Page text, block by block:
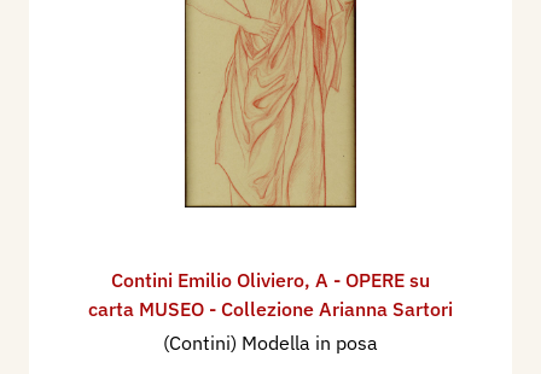
Contini Emilio Oliviero, A - OPERE su
carta MUSEO - Collezione Arianna Sartori
(Contini) Modella in posa